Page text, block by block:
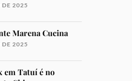
2025
Marena Cucina
2025
em Tatuí é no